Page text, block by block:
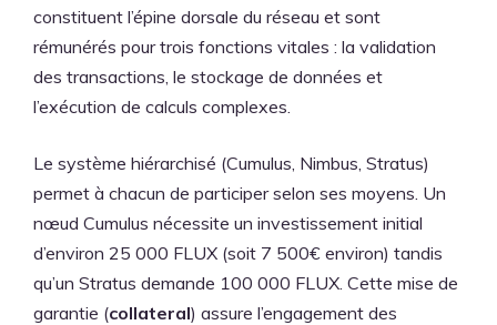
constituent l’épine dorsale du réseau et sont
rémunérés pour trois fonctions vitales : la validation
des transactions, le stockage de données et
l’exécution de calculs complexes.
Le système hiérarchisé (Cumulus, Nimbus, Stratus)
permet à chacun de participer selon ses moyens. Un
nœud Cumulus nécessite un investissement initial
d’environ 25 000 FLUX (soit 7 500€ environ) tandis
qu’un Stratus demande 100 000 FLUX. Cette mise de
garantie (collateral) assure l’engagement des